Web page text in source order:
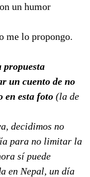
un humor
me lo propongo.
propuesta
un cuento de no
en esta foto (la de
decidimos no
para no limitar la
sí puede
en Nepal, un día